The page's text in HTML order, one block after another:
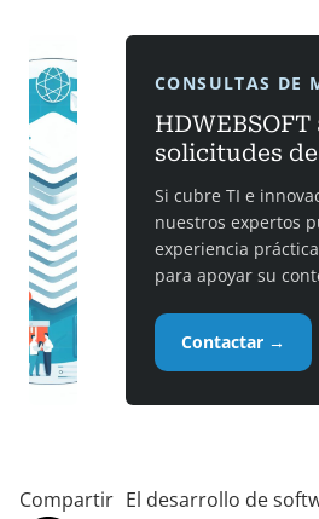
CONSULTAS DE
solicitudes
Si cubre TI e
nuestros expertos
experiencia
para apoyar su
Contactar →
Compartir El desarrollo de